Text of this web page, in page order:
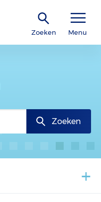
Zoeken Menu
Zoeken
+